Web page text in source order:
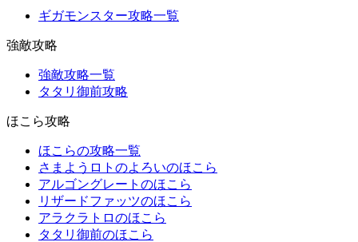
ギガモンスター攻略一覧
強敵攻略
強敵攻略一覧
タタリ御前攻略
ほこら攻略
ほこらの攻略一覧
さまようロトのよろいのほこら
アルゴングレートのほこら
リザードファッツのほこら
アラクラトロのほこら
タタリ御前のほこら